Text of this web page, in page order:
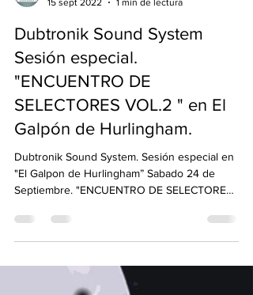
15 sept 2022
1 min de lectura
Dubtronik Sound System
Sesión especial.
"ENCUENTRO DE
SELECTORES VOL.2 " en El
Galpón de Hurlingham.
Dubtronik Sound System. Sesión especial en
VOL. 2" PRIMAVERA...